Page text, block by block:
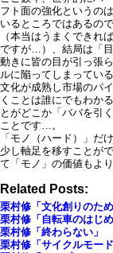
フト面の強化というの
いるところではあるの
（本当はうまくできれ
ですが…）、結局は「
動きに皆の目が引っ張
ルに陥ってしまってい
文化が成熟し市場のパ
くことは誰にでもわか
とがどこか「ババを引
ことです…。
「モノ（ハード）」だ
少し軸足を移すことが
て「モノ」の価値もよ
Related Posts:
栗村修「文化創りのた
栗村修「自転車のはじめ
栗村修「終わらない」
栗村修「サイクルモード